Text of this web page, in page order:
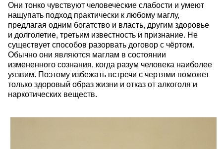
Они тонко чувствуют человеческие слабости и умеют
нащупать подход практически к любому маглу,
предлагая одним богатство и власть, другим здоровье
и долголетие, третьим известность и признание. Не
существует способов разорвать договор с чёртом.
Обычно они являются маглам в состоянии
измененного сознания, когда разум человека наиболее
уязвим. Поэтому избежать встречи с чертями поможет
только здоровый образ жизни и отказ от алкоголя и
наркотических веществ.